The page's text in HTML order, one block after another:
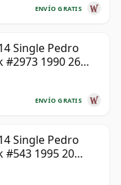
ENVÍO GRATIS
Single Pedro
#2973 1990 26
ENVÍO GRATIS
Single Pedro
#543 1995 20